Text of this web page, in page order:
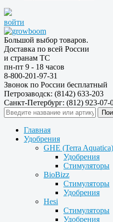
войти
Большой выбор товаров.
Доставка по всей России
и странам ТС
пн-пт 9 - 18 часов
8-800-201-97-31
Звонок по России бесплатный
Петрозаводск: (8142) 633-203
Санкт-Петербург: (812) 923-07-
Главная
Удобрения
GHE (Terra Aquatica)
Удобрения
Стимуляторы
BioBizz
Стимуляторы
Удобрения
Hesi
Стимуляторы
Удобрения